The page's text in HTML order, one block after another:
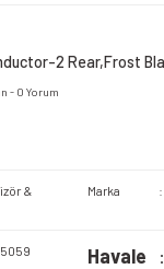
2 Rear,Frost
- 0 Yorum
&
Marka
Havale